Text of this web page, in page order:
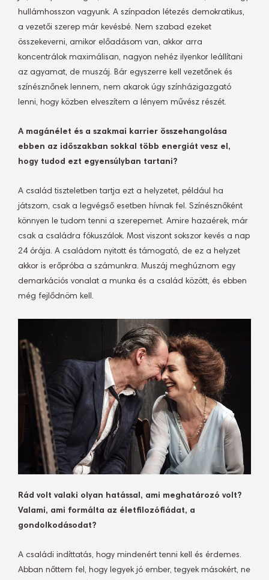
hullámhosszon vagyunk. A színpadon létezés demokratikus,
a vezetői szerep már kevésbé. Nem szabad ezeket
összekeverni, amikor előadásom van, akkor arra
koncentrálok maximálisan, nagyon nehéz ilyenkor leállítani
az agyamat, de muszáj. Bár egyszerre kell vezetőnek és
színésznőnek lennem, nem akarok úgy színházigazgató
lenni, hogy közben elveszítem a lényem művész részét.
A magánélet és a szakmai karrier összehangolása
ebben az időszakban sokkal több energiát vesz el,
hogy tudod ezt egyensúlyban tartani?
A család tiszteletben tartja ezt a helyzetet, például ha
játszom, csak a legvégső esetben hívnak fel. Színésznőként
könnyen le tudom tenni a szerepemet. Amire hazaérek, már
csak a családra fókuszálok. Most viszont sokszor kevés a nap
24 órája. A családom nyitott és támogató, de ez a helyzet
akkor is erőpróba a számunkra. Muszáj meghúznom egy
demarkációs vonalat a munka és a család között, és ebben
még fejlődnöm kell.
Rád volt valaki olyan hatással, ami meghatározó volt?
Valami, ami formálta az életfilozófiádat, a
gondolkodásodat?
A családi indíttatás, hogy mindenért tenni kell és érdemes.
Abban nőttem fel, hogy legyek jó ember, tegyek másokért, ne